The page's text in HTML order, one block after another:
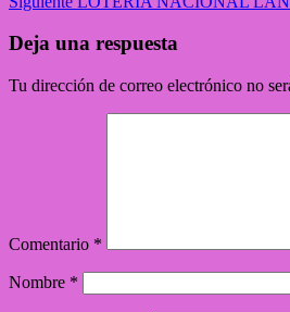
Deja una respuesta
Tu dirección de correo electrónico no
Comentario *
Nombre *